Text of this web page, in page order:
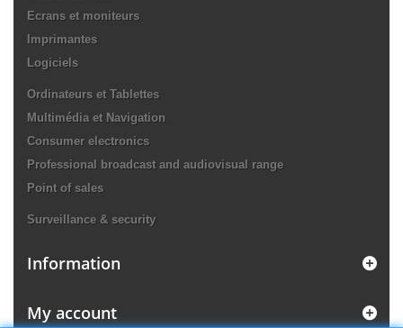
Ecrans et moniteurs
Imprimantes
Logiciels
Ordinateurs et Tablettes
Multimédia et Navigation
Consumer electronics
Professional broadcast and audiovisual range
Point of sales
Surveillance & security
Information
My account